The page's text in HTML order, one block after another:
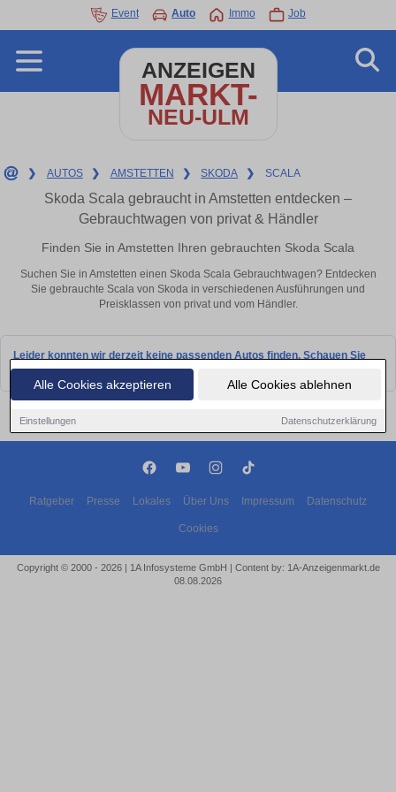
Alle Cookies akzeptieren Alle Cookies ablehnen
Einstellungen Datenschutzerklärung
Event Auto Immo Job
ANZEIGEN
MARKT-
NEU-ULM
❯ AUTOS ❯ AMSTETTEN ❯ SKODA ❯ SCALA
Skoda Scala gebraucht in Amstetten entdecken –
Gebrauchtwagen von privat & Händler
Finden Sie in Amstetten Ihren gebrauchten Skoda Scala
Suchen Sie in Amstetten einen Skoda Scala Gebrauchtwagen? Entdecken
Sie gebrauchte Scala von Skoda in verschiedenen Ausführungen und
Preisklassen von privat und vom Händler.
Leider konnten wir derzeit keine passenden Autos finden. Schauen Sie
bald wieder vorbei!
Ratgeber Presse Lokales Über Uns Impressum Datenschutz
Cookies
Copyright © 2000 - 2026 | 1A Infosysteme GmbH | Content by: 1A-Anzeigenmarkt.de
08.08.2026